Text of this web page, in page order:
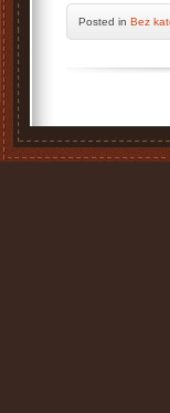
Posted in Bez